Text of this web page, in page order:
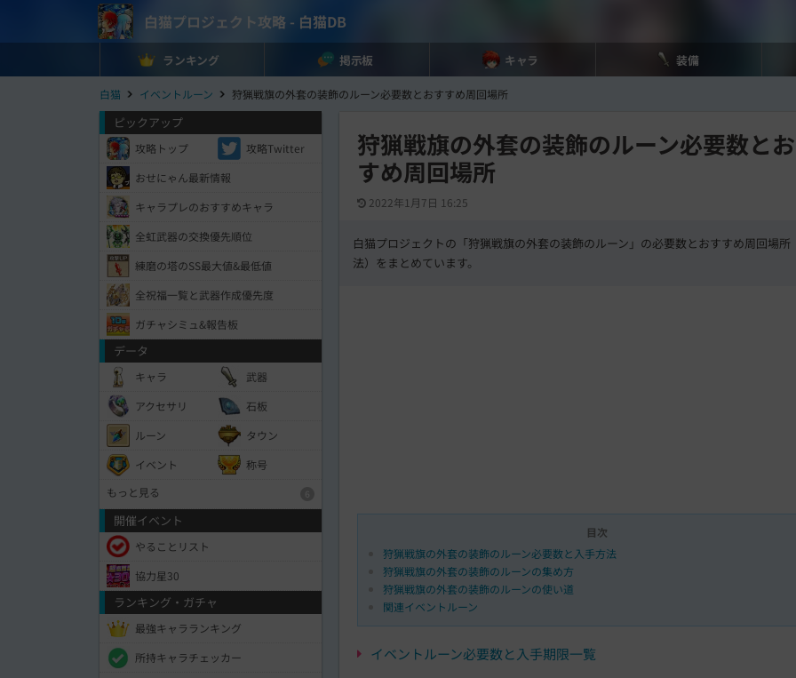
白猫プロジェクト攻略 - 白猫DB
ランキング 掲示板 キャラ 装備
白猫 イベントルーン 狩猟戦旗の外套の装飾のルーン必要数とおすすめ周回場所
狩猟戦旗の外套の装飾のルーン必要数と
すめ周回場所
2022年1月7日 16:25
白猫プロジェクトの「狩猟戦旗の外套の装飾のルーン」の必要数とおすすめ周回場所
法）をまとめています。
目次
狩猟戦旗の外套の装飾のルーン必要数と入手方法
狩猟戦旗の外套の装飾のルーンの集め方
狩猟戦旗の外套の装飾のルーンの使い道
関連イベントルーン
イベントルーン必要数と入手期限一覧
ピックアップ
攻略トップ
攻略Twitter
おせにゃん最新情報
キャラプレのおすすめキャラ
全虹武器の交換優先順位
練磨の塔のSS最大値&最低値
全祝福一覧と武器作成優先度
ガチャシミュ&報告板
データ
キャラ
武器
アクセサリ
石板
ルーン
タウン
イベント
称号
もっと見る
開催イベント
やることリスト
協力星30
ランキング・ガチャ
最強キャラランキング
所持キャラチェッカー